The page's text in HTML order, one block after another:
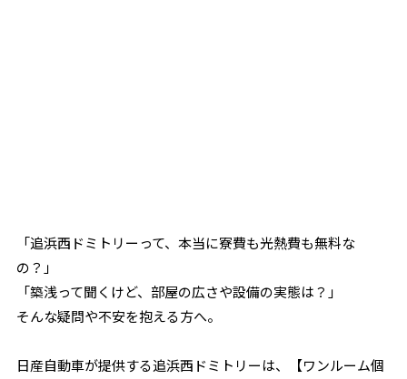
「追浜西ドミトリーって、本当に寮費も光熱費も無料な
の？」
「築浅って聞くけど、部屋の広さや設備の実態は？」
そんな疑問や不安を抱える方へ。
日産自動車が提供する追浜西ドミトリーは、【ワンルーム個